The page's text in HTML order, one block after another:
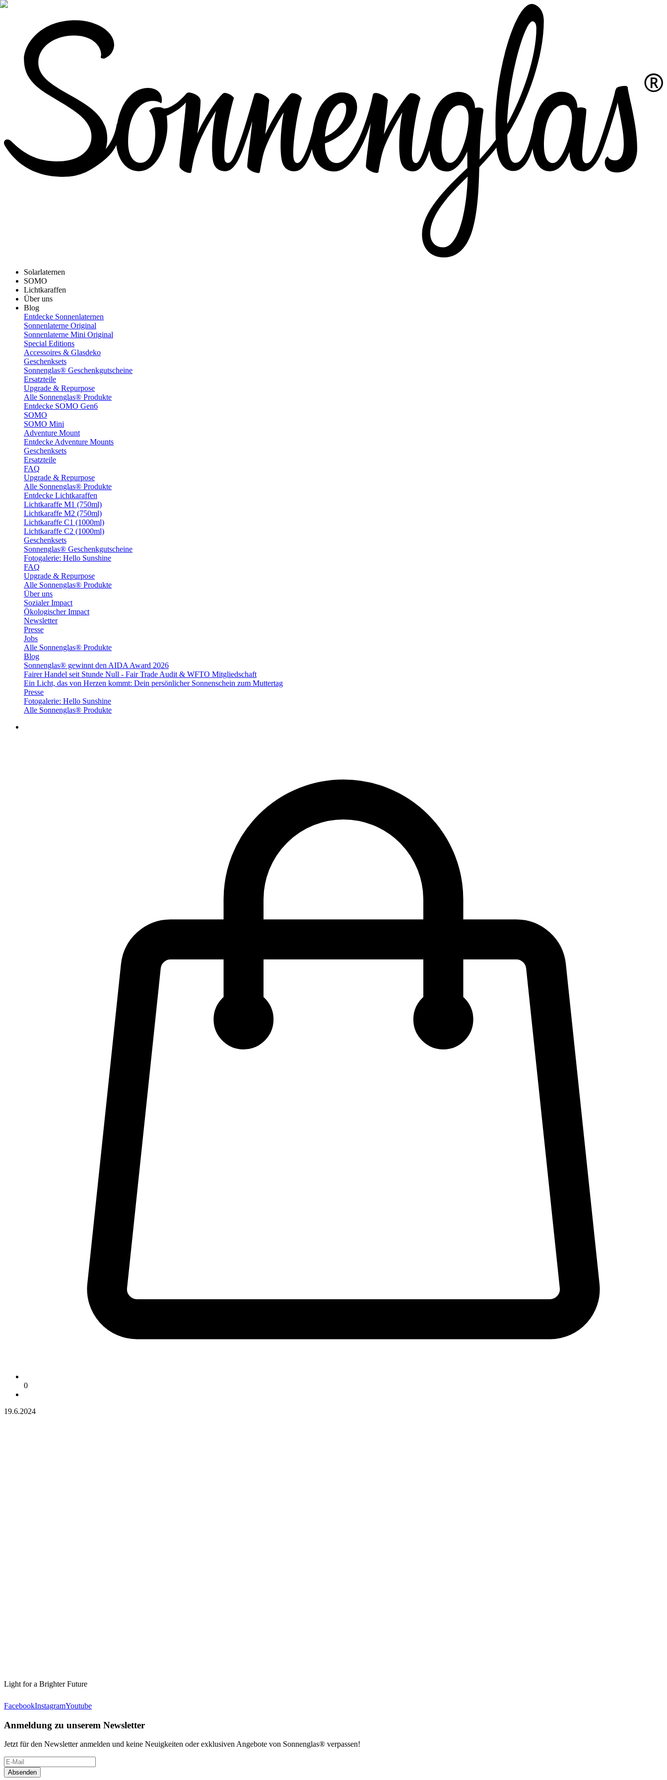
Solarlaternen
SOMO
Lichtkaraffen
Über uns
Blog
Entdecke Sonnenlaternen
Sonnenlaterne Original
Sonnenlaterne Mini Original
Special Editions
Accessoires & Glasdeko
Geschenksets
Sonnenglas® Geschenkgutscheine
Ersatzteile
Upgrade & Repurpose
Alle Sonnenglas® Produkte
Entdecke SOMO Gen6
SOMO
SOMO Mini
Adventure Mount
Entdecke Adventure Mounts
Geschenksets
Ersatzteile
FAQ
Upgrade & Repurpose
Alle Sonnenglas® Produkte
Entdecke Lichtkaraffen
Lichtkaraffe M1 (750ml)
Lichtkaraffe M2 (750ml)
Lichtkaraffe C1 (1000ml)
Lichtkaraffe C2 (1000ml)
Geschenksets
Sonnenglas® Geschenkgutscheine
Fotogalerie: Hello Sunshine
FAQ
Upgrade & Repurpose
Alle Sonnenglas® Produkte
Über uns
Sozialer Impact
Ökologischer Impact
Newsletter
Presse
Jobs
Alle Sonnenglas® Produkte
Blog
Sonnenglas® gewinnt den AIDA Award 2026
Fairer Handel seit Stunde Null - Fair Trade Audit & WFTO Mitgliedschaft
Ein Licht, das von Herzen kommt: Dein persönlicher Sonnenschein zum Muttertag
Presse
Fotogalerie: Hello Sunshine
Alle Sonnenglas® Produkte
0
19.6.2024
Light for a Brighter Future
FacebookInstagramYoutube
Anmeldung zu unserem Newsletter
Jetzt für den Newsletter anmelden und keine Neuigkeiten oder exklusiven Angebote von Sonnenglas® verpassen!
Absenden